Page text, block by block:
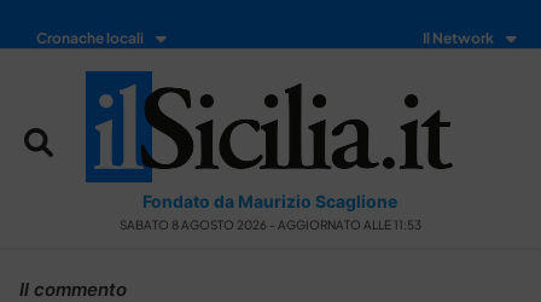
Cronache locali Il Network
Fondato da Maurizio Scaglione
SABATO 8 AGOSTO 2026 - AGGIORNATO ALLE 11:53
Il commento